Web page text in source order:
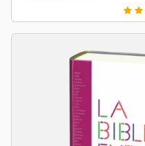
star star